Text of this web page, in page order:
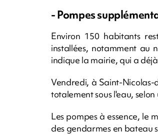
- Pompes
Environ 150 habitants
installées, notamment au
indique la mairie, qui a
Vendredi, à Saint-Nicolas-
totalement sous l'eau,
Les pompes à essence, le
des gendarmes en bateau